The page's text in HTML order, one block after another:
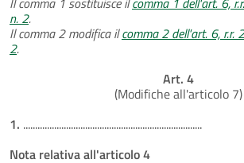
n. 2.
Il comma 2 modifica ilcomma 2 dell'art. 6,
2.
Art. 4
(Modifiche all'articolo 7)
1. ...........................................................................
Nota relativa all'articolo 4